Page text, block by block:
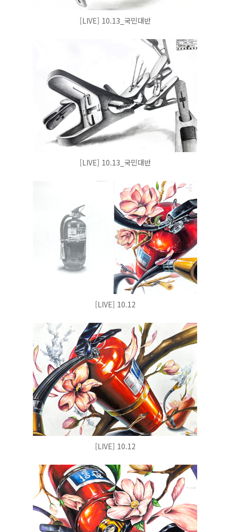
[LIVE] 10.13_국민대반
[LIVE] 10.13_국민대반
[LIVE] 10.12
[LIVE] 10.12